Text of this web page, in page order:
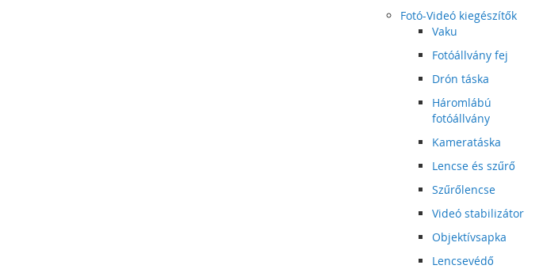
Fotó-Videó kiegészítők
Vaku
Fotóállvány fej
Drón táska
Háromlábú
fotóállvány
Kameratáska
Lencse és szűrő
Szűrőlencse
Videó stabilizátor
Objektívsapka
Lencsevédő